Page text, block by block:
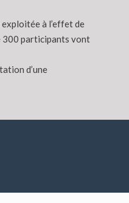
à l’effet de
300 participants vont
d’une